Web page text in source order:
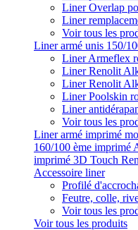
Liner Overlap
Liner
Voir tous les
Liner armé unis 150/
Liner Armeflex
Liner Renolit
Liner Renolit
Liner Poolskin
Liner
Voir tous les
Liner armé imprimé
160/100 ème imprimé
imprimé 3D Touch
Accessoire liner
Profilé
Feutre, colle,
Voir tous les
Voir tous les produits